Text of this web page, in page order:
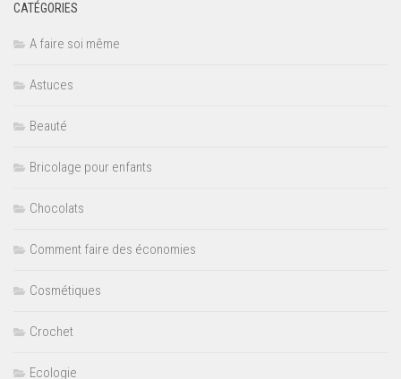
CATÉGORIES
A faire soi même
Astuces
Beauté
Bricolage pour enfants
Chocolats
Comment faire des économies
Cosmétiques
Crochet
Ecologie